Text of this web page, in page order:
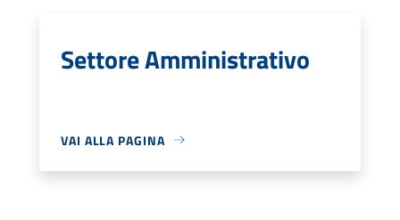
Settore Amministrativo
VAI ALLA PAGINA